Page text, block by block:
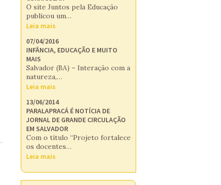
O site Juntos pela Educação
publicou um…
Leia mais
07/04/2016
INFÂNCIA, EDUCAÇÃO E MUITO
MAIS
Salvador (BA) – Interação com a
natureza,…
Leia mais
13/06/2014
PARALAPRACÁ É NOTÍCIA DE
JORNAL DE GRANDE CIRCULAÇÃO
EM SALVADOR
Com o título “Projeto fortalece
os docentes…
Leia mais